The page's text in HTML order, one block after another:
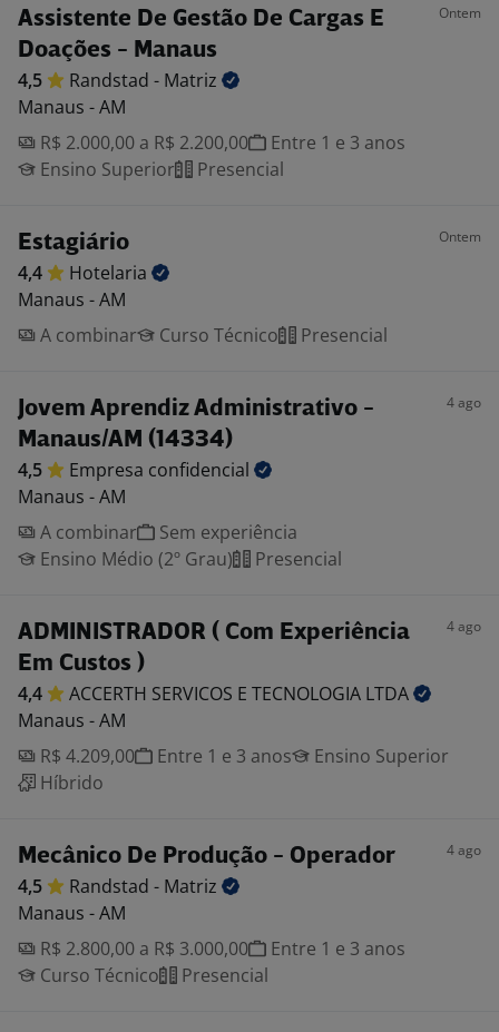
Assistente De Gestão De Cargas E
Doações - Manaus
Ontem
4,5 Randstad - Matriz
Manaus - AM
R$ 2.000,00 a R$ 2.200,00
Entre 1 e 3 anos
Ensino Superior
Presencial
Estagiário Ontem
4,4
Hotelaria
Manaus - AM
A combinar
Curso Técnico Presencial
Jovem Aprendiz Administrativo -
Manaus/AM (14334)
4 ago
4,5 Empresa confidencial
Manaus - AM
A combinar
Sem experiência
Ensino Médio (2º Grau)
Presencial
ADMINISTRADOR ( Com Experiência
Em Custos )
4 ago
4,4 ACCERTH SERVICOS E TECNOLOGIA LTDA
Manaus - AM
R$ 4.209,00
Entre 1 e 3 anos
Ensino Superior
Híbrido
Mecânico De Produção - Operador 4 ago
4,5 Randstad - Matriz
Manaus - AM
R$ 2.800,00 a R$ 3.000,00
Entre 1 e 3 anos
Curso Técnico
Presencial